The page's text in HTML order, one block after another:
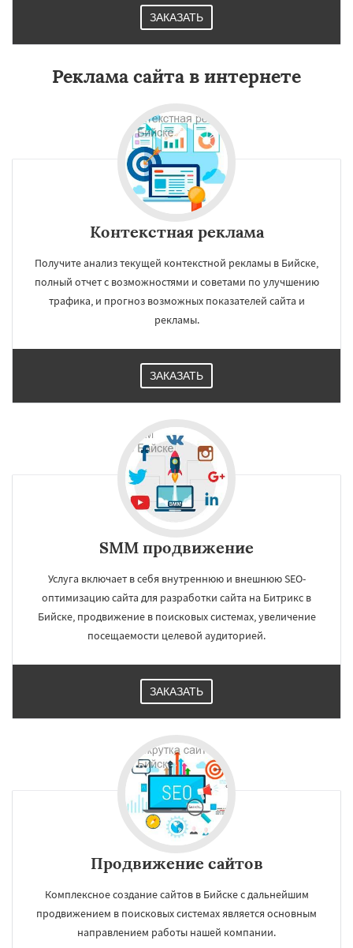
ЗАКАЗАТЬ
Реклама сайта в интернете
Контекстная реклама
Получите анализ текущей контекстной рекламы в Бийске,
полный отчет с возможностями и советами по улучшению
трафика, и прогноз возможных показателей сайта и
рекламы.
ЗАКАЗАТЬ
SMM продвижение
Услуга включает в себя внутреннюю и внешнюю SEO-
оптимизацию сайта для разработки сайта на Битрикс в
Бийске, продвижение в поисковых системах, увеличение
посещаемости целевой аудиторией.
ЗАКАЗАТЬ
Продвижение сайтов
Комплексное создание сайтов в Бийске с дальнейшим
продвижением в поисковых системах является основным
направлением работы нашей компании.